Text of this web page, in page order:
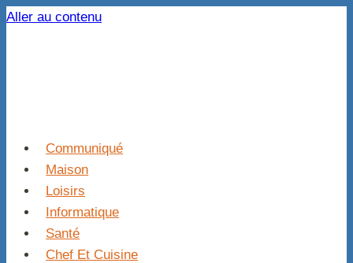
Aller au contenu
Communiqué
Maison
Loisirs
Informatique
Santé
Chef Et Cuisine